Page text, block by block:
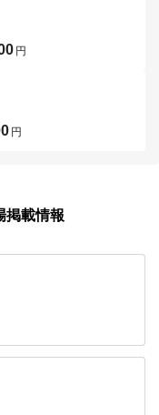
円
円
掲載情報